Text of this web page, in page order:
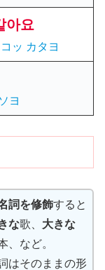
아요
ッ カタヨ
ヨ
詞を修飾すると
な歌、 大きな
、など。
はそのままの形